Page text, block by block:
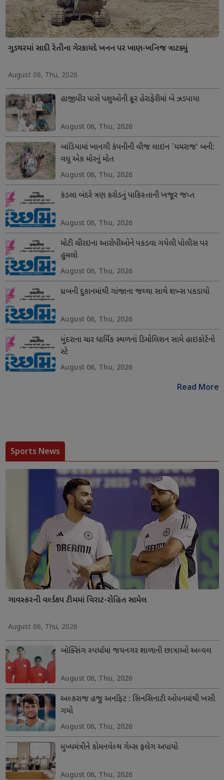
ગુડથરમાં સાદી રેતીના ગેરકાયદે ખનન પર ખાણ-ખનિજ ત્રાટક્યું
August 06, Thu, 2026
હાજીપીર પાસે પશુઓની ક્રૂર હેરાફેરીમાં બે ઝડપાયા
August 06, Thu, 2026
બાંડિયામાં ખાનગી કંપનીની વીજ લાઇન `યમરાજ' બની:
વધુ એક મોરનું મોત
August 06, Thu, 2026
કંડલા બંદરે ત્રણ કરોડનું પાકિસ્તાની ખજૂર જપ્ત
August 06, Thu, 2026
મોટી ચીરઇના આરોપીઓને પકડવા ગયેલી પોલીસ પર
હુમલો
August 06, Thu, 2026
ધ્રબની દુકાનમાંથી ગાંજાના જથ્થા સાથે શખ્સ પકડાયો
August 06, Thu, 2026
મુંદરાના ચાર ધાર્મિક સ્થળનાં ડિમોલિશન સામે હાઇકોર્ટનો
સ્ટે
August 06, Thu, 2026
Read More
Sports News
ગાવસ્કરની વર્લ્ડકપ ટીમમાં વિરાટ-રોહિત સામેલ
August 06, Thu, 2026
બોક્સિંગ સ્પર્ધામાં જયનગર શાળાની છાત્રાઓ અવ્વલ
August 06, Thu, 2026
અલ્કરાજ હજુ અનફિટ : સિનસિનાટી ઓપનમાંથી ખસી
ગયો
August 06, Thu, 2026
મુખ્યમંત્રીને કોમનવેલ્થ ગેમ્સ ફલેગ અપાયો
August 06, Thu, 2026